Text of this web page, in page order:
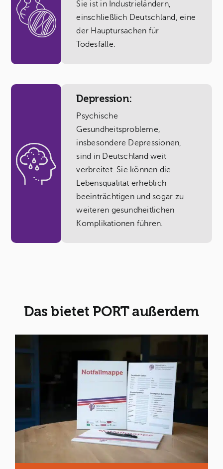
Sie ist in Industrieländern,
einschließlich Deutschland, eine
der Hauptursachen für
Todesfälle.
Depression:
Psychische
Gesundheitsprobleme,
insbesondere Depressionen,
sind in Deutschland weit
verbreitet. Sie können die
Lebensqualität erheblich
beeinträchtigen und sogar zu
weiteren gesundheitlichen
Komplikationen führen.
Das bietet PORT außerdem